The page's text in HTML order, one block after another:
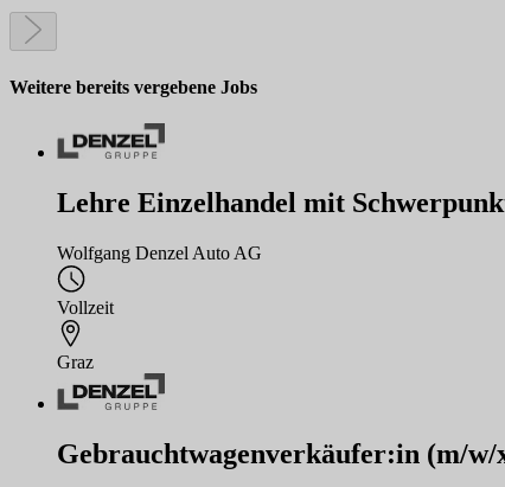
Weitere bereits vergebene Jobs
Lehre Einzelhandel mit
Wolfgang Denzel Auto AG
Vollzeit
Graz
Gebrauchtwagenverkäufer:in (m/w/